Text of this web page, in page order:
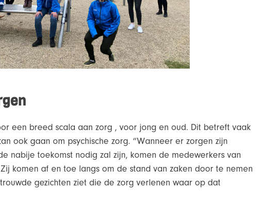
een breed scala aan zorg , voor jong en oud. Dit betreft vaak
ook gaan om psychische zorg. “Wanneer er zorgen zijn
nabije toekomst nodig zal zijn, komen de medewerkers van
komen af en toe langs om de stand van zaken door te nemen
gezichten ziet die de zorg verlenen waar op dat